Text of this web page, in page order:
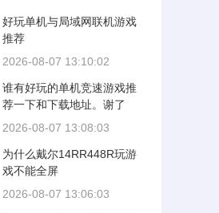
好玩单机与局域网联机游戏
推荐
2026-08-07 13:10:02
谁有好玩的单机竞速游戏推
荐一下和下载地址。谢了
2026-08-07 13:08:03
为什么戴尔14RR448R玩游
戏不能全屏
2026-08-07 13:06:03